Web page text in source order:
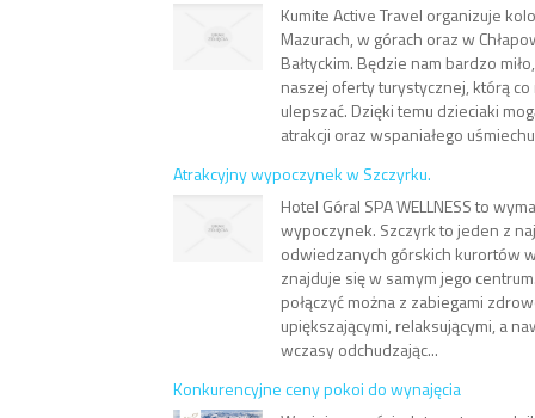
Kumite Active Travel organizuje
Mazurach, w górach oraz w
Bałtyckim. Będzie nam bardzo
naszej oferty turystycznej, którą
ulepszać. Dzięki temu dzieciaki
atrakcji oraz wspaniałego
Atrakcyjny wypoczynek w Szczyrku.
Hotel Góral SPA WELLNESS to
wypoczynek. Szczyrk to jeden z
odwiedzanych górskich kurortów
znajduje się w samym jego
połączyć można z zabiegami
upiększającymi, relaksującymi, a
wczasy odchudzając...
Konkurencyjne ceny pokoi do wynajęcia